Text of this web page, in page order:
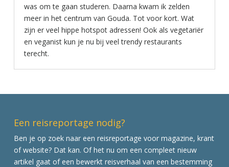
was om te gaan studeren. Daarna kwam ik zelden
meer in het centrum van Gouda. Tot voor kort. Wat
zijn er veel hippe hotspot adressen! Ook als vegetariër
en veganist kun je nu bij veel trendy restaurants
terecht.
Een reisreportage nodig?
Ben je op zoek naar een reisreportage voor magazine, krant
of website? Dat kan. Of het nu om een compleet nieuw
artikel gaat of een bewerkt reisverhaal van een bestemming